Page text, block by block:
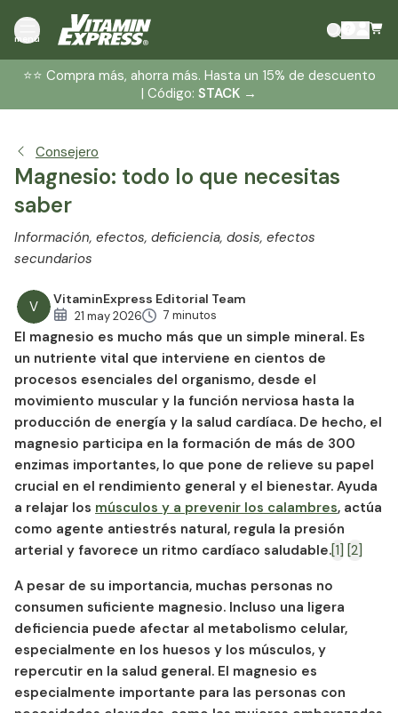
menú
⭐️⭐️ Compra más, ahorra más. Hasta un 15% de descuento
| Código: STACK →
Consejero
Magnesio: todo lo que necesitas
saber
Información, efectos, deficiencia, dosis, efectos
secundarios
V VitaminExpress Editorial Team
21 may 2026 7 minutos
El magnesio es mucho más que un simple mineral. Es
un nutriente vital que interviene en cientos de
procesos esenciales del organismo, desde el
movimiento muscular y la función nerviosa hasta la
producción de energía y la salud cardíaca. De hecho, el
magnesio participa en la formación de más de 300
enzimas importantes, lo que pone de relieve su papel
crucial en el rendimiento general y el bienestar. Ayuda
a relajar los músculos y a prevenir los calambres, actúa
como agente antiestrés natural, regula la presión
arterial y favorece un ritmo cardíaco saludable. [1]
[2]
A pesar de su importancia, muchas personas no
consumen suficiente magnesio. Incluso una ligera
deficiencia puede afectar al metabolismo celular,
especialmente en los huesos y los músculos, y
repercutir en la salud general. El magnesio es
especialmente importante para las personas con
¿Qué es el magnesio?
Beneficios del magnesio para la salud
Efectos del magnesio
Síntomas de deficiencia de magnesio
Las mejores fuentes alimenticias de magnesio
Dosis y suplementos de magnesio
Suplementos de magnesio: lo que debe saber
Efectos secundarios del magnesio
magnesio
Conclusión: el magnesio es esencial, pero a menudo se
descuida